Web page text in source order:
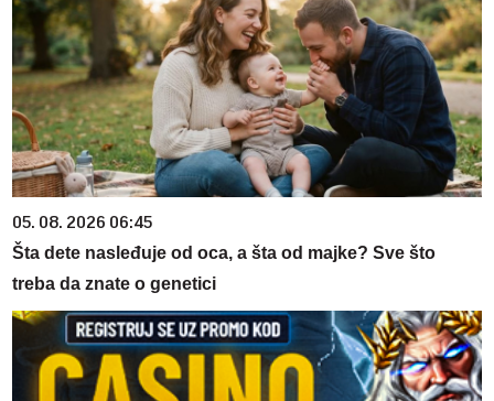
05. 08. 2026 06:45
Šta dete nasleđuje od oca, a šta od majke? Sve što
treba da znate o genetici